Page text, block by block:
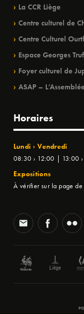
La CCR Liège
Centre culturel de
Centre Culturel
Espace Georges
Foyer culturel de
ASAP –
Horaires
Lundi › Vendredi
08:30 › 12:00 | 13:00
Expositions
À vérifier sur la page de